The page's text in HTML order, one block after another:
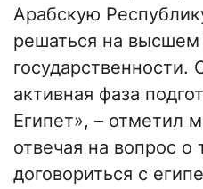
Арабскую
решаться на высшем
государственности.
активная фаза
Египет», – отметил
отвечая на вопрос о
договориться с